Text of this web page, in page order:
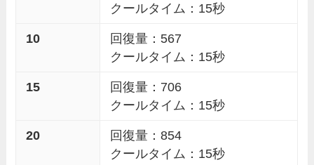
クールタイム：15秒
10
回復量：567
クールタイム：15秒
15
回復量：706
クールタイム：15秒
20
回復量：854
クールタイム：15秒